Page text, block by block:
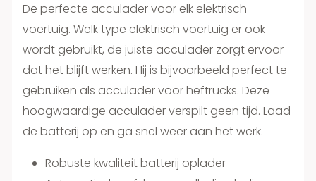
De perfecte acculader voor elk elektrisch
voertuig. Welk type elektrisch voertuig er ook
wordt gebruikt, de juiste acculader zorgt ervoor
dat het blijft werken. Hij is bijvoorbeeld perfect te
gebruiken als acculader voor heftrucks. Deze
hoogwaardige acculader verspilt geen tijd. Laad
de batterij op en ga snel weer aan het werk.
Robuste kwaliteit batterij oplader